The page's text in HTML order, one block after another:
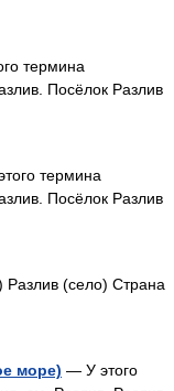
термина
Посёлок Разлив
термина
Посёлок Разлив
(село) Страна
море) — У этого